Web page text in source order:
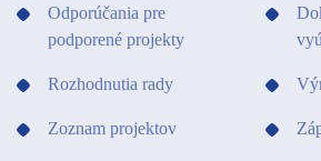
Odporúčania pre
podporené projekty
Rozhodnutia rady
Zoznam projektov